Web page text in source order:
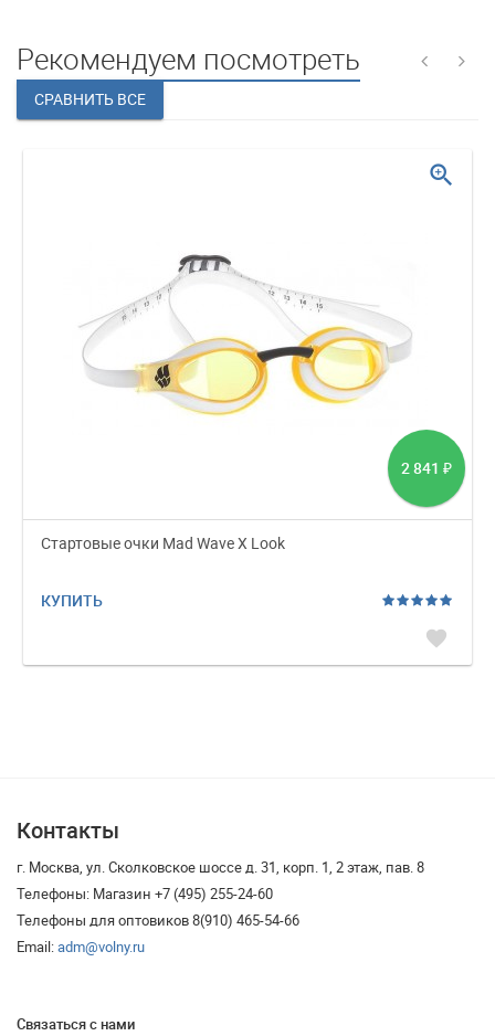
Рекомендуем посмотреть
2 841 ₽
Стартовые очки Mad Wave X Look
КУПИТЬ
favorite
zoom_in
Контакты
г. Москва, ул. Сколковское шоссе д. 31, корп. 1, 2 этаж, пав. 8
Телефоны: Магазин +7 (495) 255-24-60
Телефоны для оптовиков 8(910) 465-54-66
Email:adm@volny.ru
Связаться с нами